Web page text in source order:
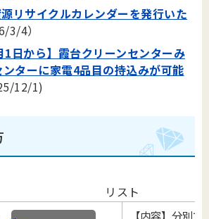
リサイクルカレンダーを発行いた
3/4）
1日から】霞台クリーンセンターみ
ターに家電4品目の持込みが可能
12/1)
リスト
【内容】分別